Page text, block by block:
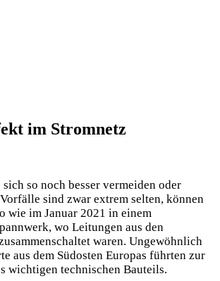
im Stromnetz
sich so noch besser vermeiden oder
sind zwar extrem selten, können
wie im Januar 2021 in einem
wo Leitungen aus den
waren. Ungewöhnlich
aus dem Südosten Europas führten zur
wichtigen technischen Bauteils.